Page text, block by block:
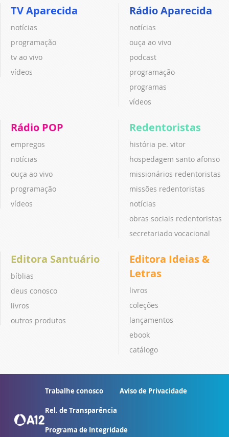
TV Aparecida
notícias
programação
tv ao vivo
vídeos
Rádio Aparecida
notícias
ouça ao vivo
podcast
programação
programas
vídeos
Rádio POP
empregos
notícias
ouça ao vivo
programação
vídeos
Redentoristas
história pe. vitor
hospedagem santo afonso
missionários redentoristas
missões redentoristas
notícias
obras sociais redentoristas
secretariado vocacional
Editora Santuário
bíblias
deus conosco
livros
outros produtos
Editora Ideias &
Letras
livros
coleções
lançamentos
ebook
catálogo
Trabalhe conosco Aviso de Privacidade
Rel. de Transparência
Programa de Integridade